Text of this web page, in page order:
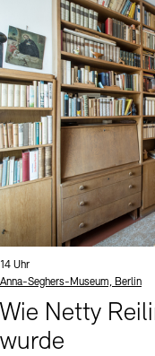
Uhrzeit:
14 Uhr
Standort
Anna-Seghers-Museum, Berlin
Wie Netty
wurde